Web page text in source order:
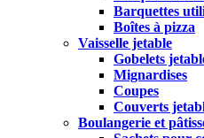
Barquettes
Boîtes à pizza
Vaisselle jetable
Gobelets
Mignardises
Coupes
Couverts
Boulangerie et